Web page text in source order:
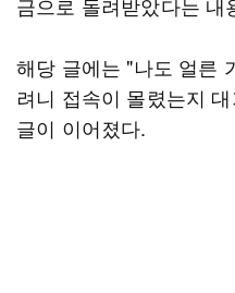
해당 글에는 "나도 얼른
려니 접속이 몰렸는지
글이 이어졌다.